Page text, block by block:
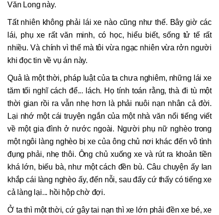
Văn Long này.
Tất nhiên không phải lái xe nào cũng như thế. Bây giờ các
lái, phụ xe rất văn minh, có học, hiểu biết, sống tử tế rất
nhiều. Và chính vì thế mà tôi vừa ngạc nhiên vừa rởn người
khi đọc tin về vụ án này.
Quả là một thời, pháp luật của ta chưa nghiêm, những lái xe
tăm tối nghĩ cách để... lách. Họ tính toán rằng, thà đi tù một
thời gian rồi ra vẫn nhẹ hơn là phải nuôi nạn nhân cả đời.
Lại nhớ một cái truyện ngắn của một nhà văn nổi tiếng viết
về một gia đình ở nước ngoài. Người phụ nữ nghèo trong
một ngôi làng nghèo bị xe của ông chủ nơi khác đến vô tình
đụng phải, nhẹ thôi. Ông chủ xuống xe và rút ra khoản tiền
khá lớn, biếu bà, như một cách đền bù. Câu chuyện ấy lan
khắp cái làng nghèo ấy, đến nỗi, sau đấy cứ thấy có tiếng xe
cả làng lại... hồi hộp chờ đợi.
Ở ta thì một thời, cứ gây tai nạn thì xe lớn phải đền xe bé, xe